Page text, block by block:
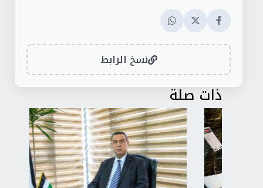
نسخ الرابط
ذات صلة